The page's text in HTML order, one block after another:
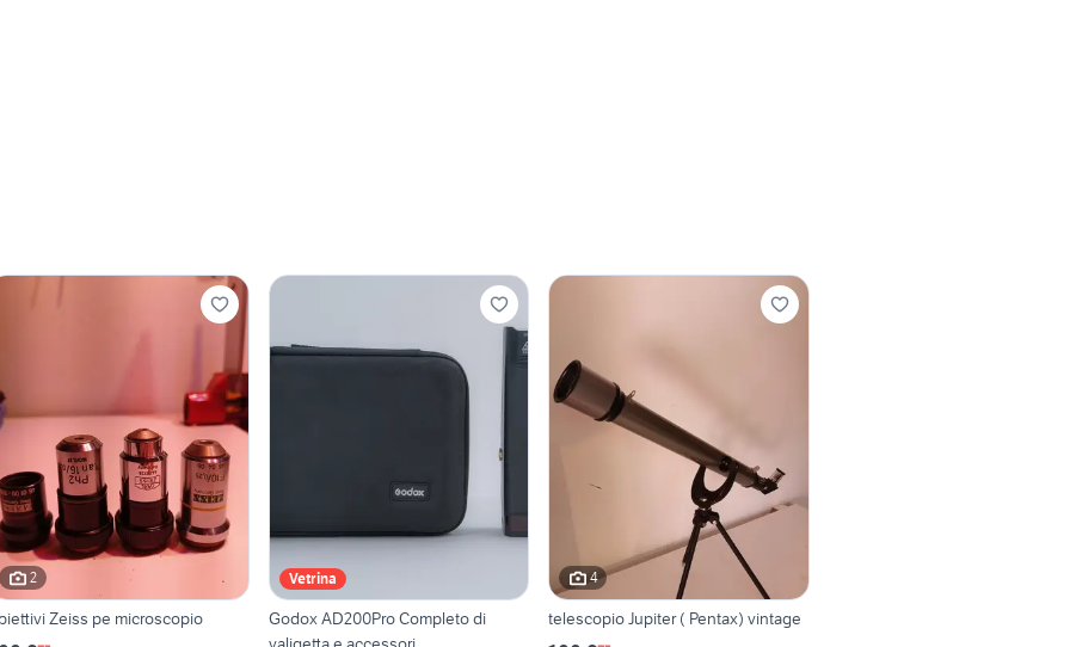
2
Zeiss pe microscopio
Vetrina
Godox AD200Pro Completo di
4
telescopio Jupiter ( Pentax) vintage